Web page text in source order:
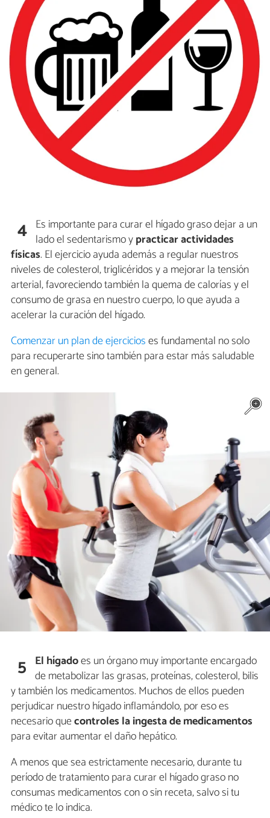
4 Es importante para curar el hígado graso dejar a un
lado el sedentarismo ypracticar actividades
físicas. El ejercicio ayuda además a regular nuestros
niveles de colesterol, triglicéridos y a mejorar la tensión
arterial, favoreciendo también la quema de calorías y el
consumo de grasa en nuestro cuerpo, lo que ayuda a
acelerar la curación del hígado.
Comenzar un plan de ejercicioses fundamental no solo
para recuperarte sino también para estar más saludable
en general.
5 El hígadoes un órgano muy importante encargado
de metabolizar las grasas, proteínas, colesterol, bilis
y también los medicamentos. Muchos de ellos pueden
perjudicar nuestro hígado inflamándolo, por eso es
necesario quecontroles la ingesta de medicamentos
para evitar aumentar el daño hepático.
A menos que sea estrictamente necesario, durante tu
período de tratamiento para curar el hígado graso no
consumas medicamentos con o sin receta, salvo si tu
médico te lo indica.